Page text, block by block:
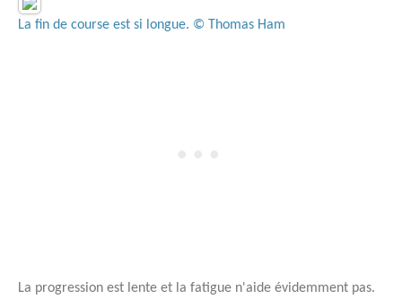
La fin de course est si longue. © Thomas Ham
La progression est lente et la fatigue n'aide évidemment pas.